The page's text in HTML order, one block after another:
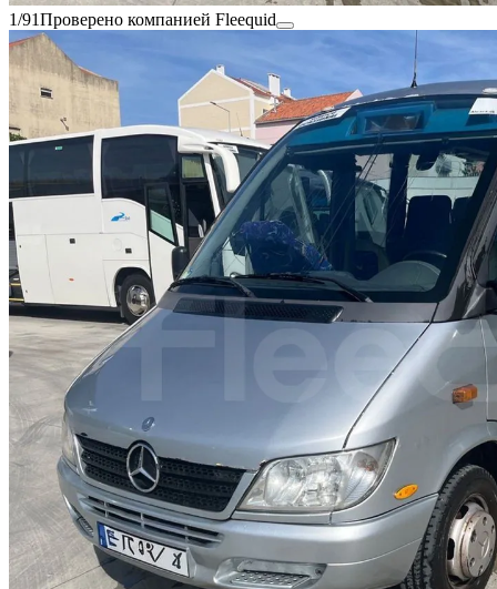
1/91Проверено компанией Fleequid